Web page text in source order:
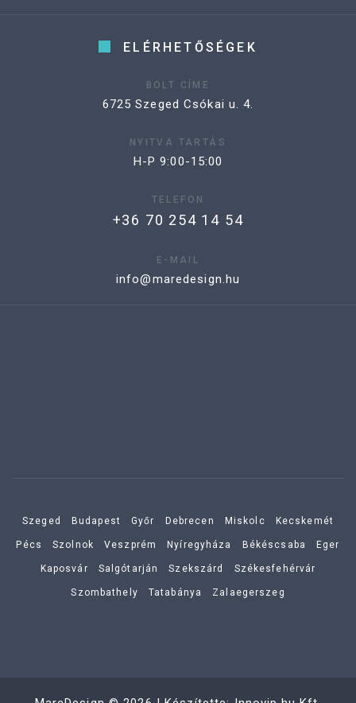
ELÉRHETŐSÉGEK
BOLT CÍME
6725 Szeged Csókai u. 4.
NYITVA TARTÁS
H-P 9:00-15:00
TELEFON
+36 70 254 14 54
E-MAIL
info@maredesign.hu
Szeged Budapest Győr Debrecen Miskolc Kecskemét
Pécs Szolnok Veszprém Nyíregyháza Békéscsaba Eger
Kaposvár Salgótarján Szekszárd Székesfehérvár
Szombathely Tatabánya Zalaegerszeg